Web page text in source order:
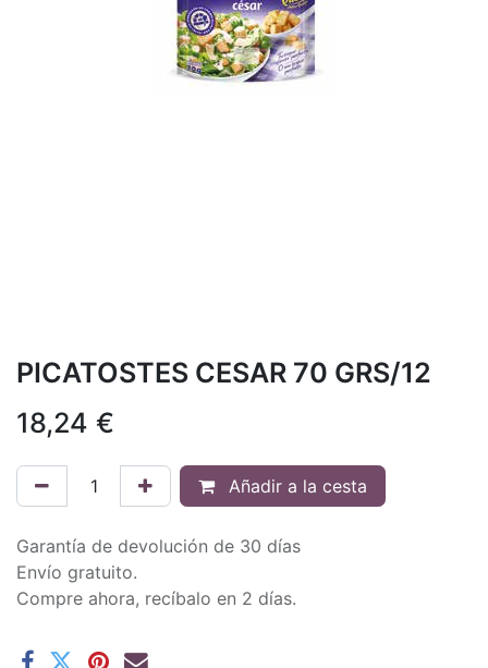
PICATOSTES CESAR 70 GRS/12
18,24 €
Añadir a la cesta
Garantía de devolución de 30 días
Envío gratuito.
Compre ahora, recíbalo en 2 días.